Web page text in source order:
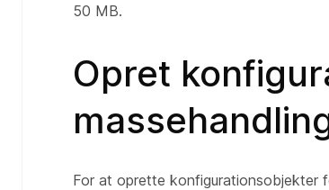
50 MB.
Opret
For at oprette konfigurationsobjekter